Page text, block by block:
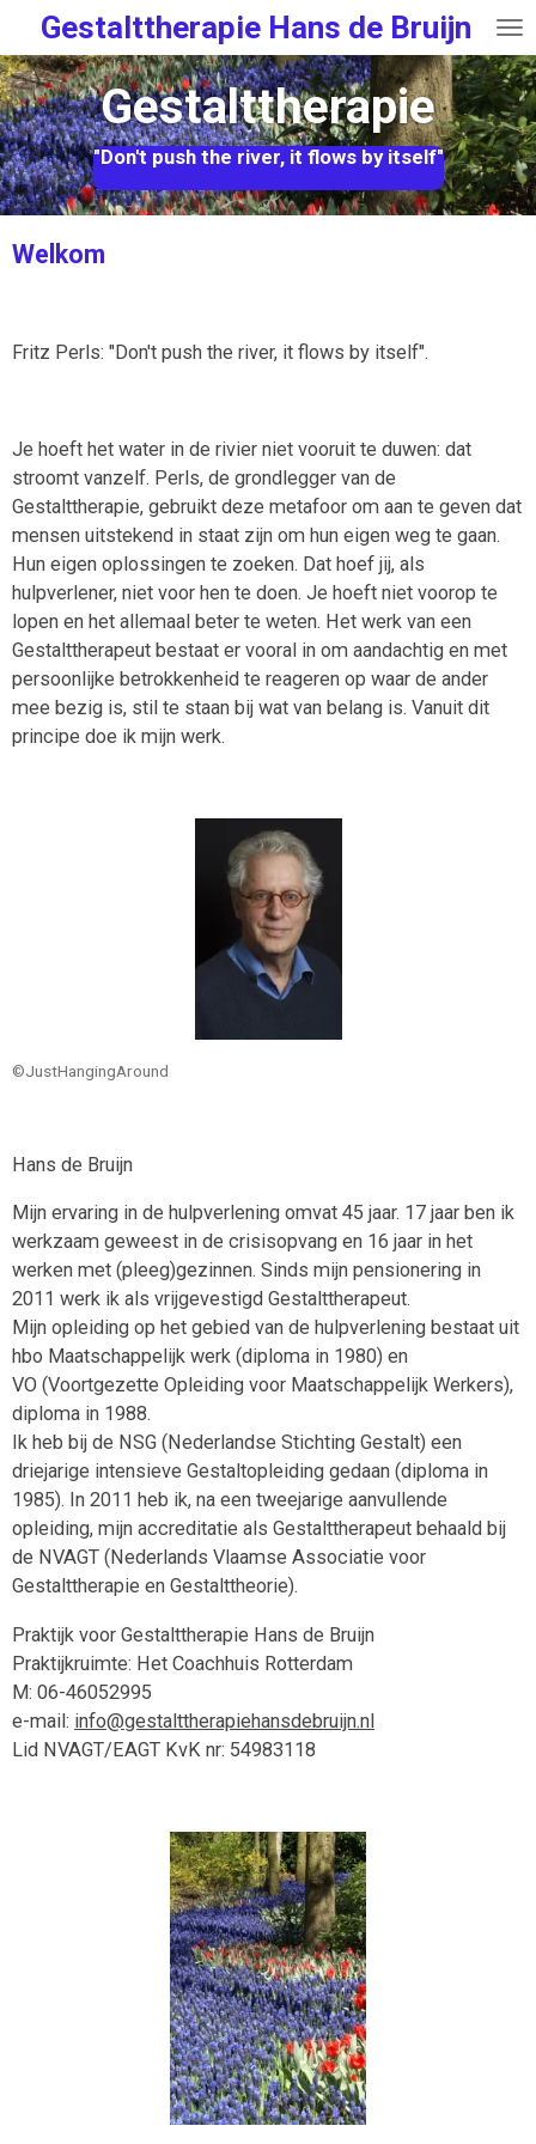
direct
naar
de
hoofdinhoud
Gestalttherapie Hans de Bruijn
Gestalttherapie
"Don't push the river, it flows by itself"
Welkom
Fritz Perls: "Don't push the river, it flows by itself".
Je hoeft het water in de rivier niet vooruit te duwen: dat
stroomt vanzelf. Perls, de grondlegger van de
Gestalttherapie, gebruikt deze metafoor om aan te geven dat
mensen uitstekend in staat zijn om hun eigen weg te gaan.
Hun eigen oplossingen te zoeken. Dat hoef jij, als
hulpverlener, niet voor hen te doen. Je hoeft niet voorop te
lopen en het allemaal beter te weten. Het werk van een
Gestalttherapeut bestaat er vooral in om aandachtig en met
persoonlijke betrokkenheid te reageren op waar de ander
mee bezig is, stil te staan bij wat van belang is. Vanuit dit
principe doe ik mijn werk.
©JustHangingAround
Hans de Bruijn
Mijn ervaring in de hulpverlening omvat 45 jaar. 17 jaar ben ik
werkzaam geweest in de crisisopvang en 16 jaar in het
werken met (pleeg)gezinnen. Sinds mijn pensionering in
2011 werk ik als vrijgevestigd Gestalttherapeut.
Mijn opleiding op het gebied van de hulpverlening bestaat uit
hbo Maatschappelijk werk (diploma in 1980) en
VO (Voortgezette Opleiding voor Maatschappelijk Werkers),
diploma in 1988.
Ik heb bij de NSG (Nederlandse Stichting Gestalt) een
driejarige intensieve Gestaltopleiding gedaan (diploma in
1985). In 2011 heb ik, na een tweejarige aanvullende
opleiding, mijn accreditatie als Gestalttherapeut behaald bij
de NVAGT (Nederlands Vlaamse Associatie voor
Gestalttherapie en Gestalttheorie).
Praktijk voor Gestalttherapie Hans de Bruijn
Praktijkruimte: Het Coachhuis Rotterdam
M: 06-46052995
e-mail: info@gestalttherapiehansdebruijn.nl
Lid NVAGT/EAGT KvK nr: 54983118